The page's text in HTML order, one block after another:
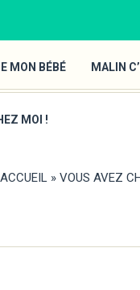
MON BÉBÉ MALIN
MOI !
ACCUEIL » VOUS AVEZ